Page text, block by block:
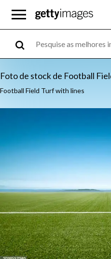
Foto de stock de Football
Football Field Turf with lines